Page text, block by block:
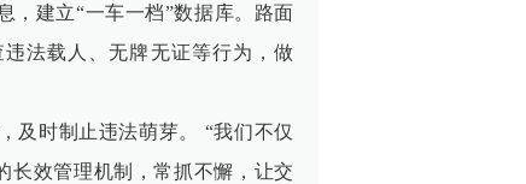
建立“一车一档”数据库。路面
法载人、无牌无证等行为，做
时制止违法萌芽。 “我们不仅
长效管理机制，常抓不懈，让交